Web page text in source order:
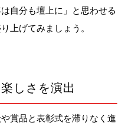
自分も壇上に」と思わせる
上げてみましょう。
しさを演出
賞品と表彰式を滞りなく進